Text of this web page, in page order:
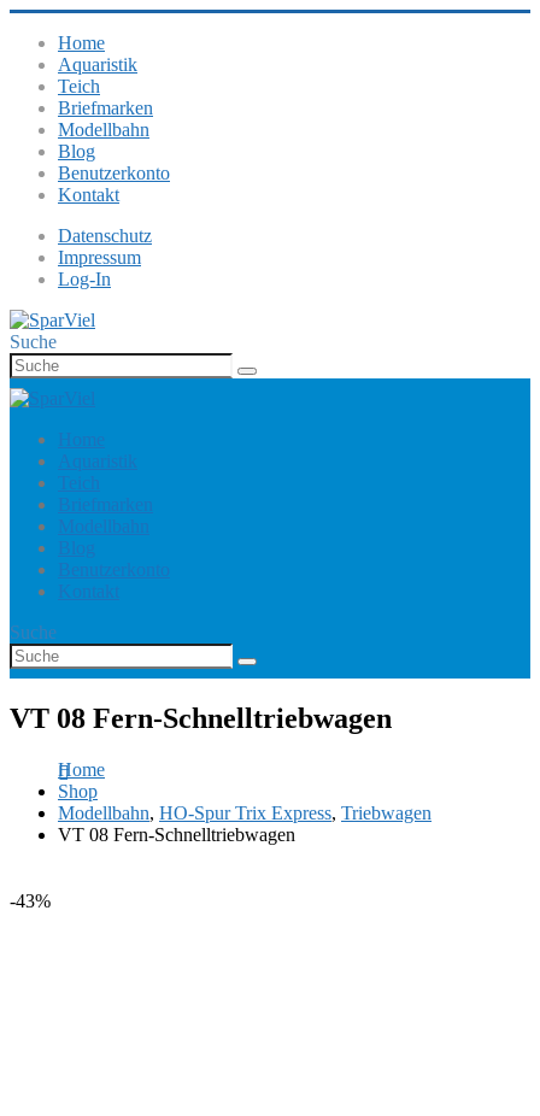
Home
Aquaristik
Teich
Briefmarken
Modellbahn
Blog
Benutzerkonto
Kontakt
Datenschutz
Impressum
Log-In
Suche
Home
Aquaristik
Teich
Briefmarken
Modellbahn
Blog
Benutzerkonto
Kontakt
Suche
VT 08 Fern-Schnelltriebwagen
Home
Shop
Modellbahn, HO-Spur Trix Express, Triebwagen
VT 08 Fern-Schnelltriebwagen
-43%